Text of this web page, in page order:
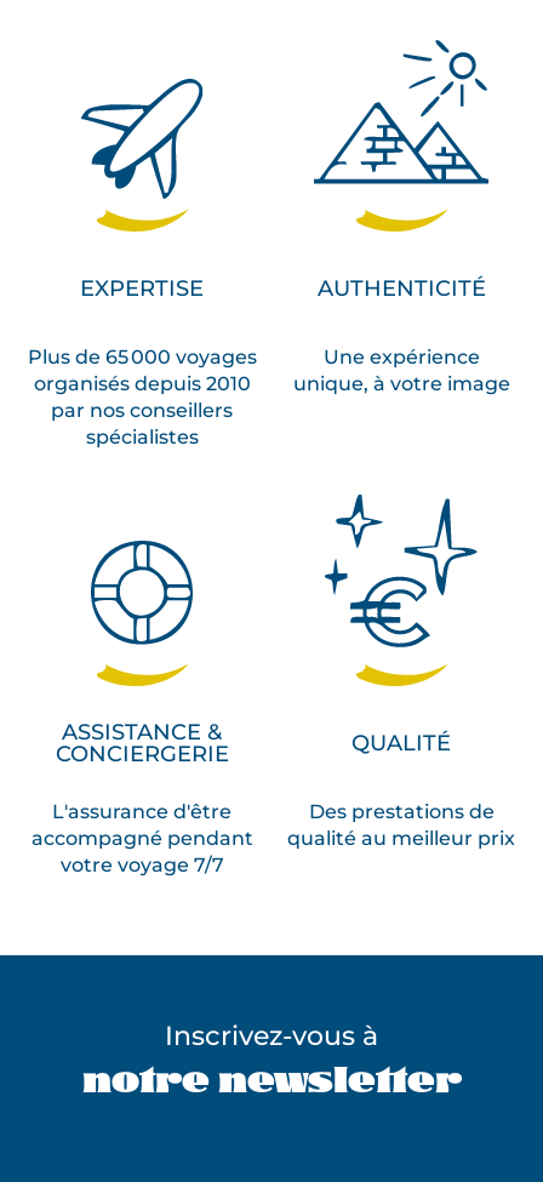
EXPERTISE
Plus de 65 000 voyages
organisés depuis 2010
par nos conseillers
spécialistes
AUTHENTICITÉ
Une expérience
unique, à votre image
ASSISTANCE &
CONCIERGERIE
L'assurance d'être
accompagné pendant
votre voyage 7/7
QUALITÉ
Des prestations de
qualité au meilleur prix
Inscrivez-vous à
notre newsletter